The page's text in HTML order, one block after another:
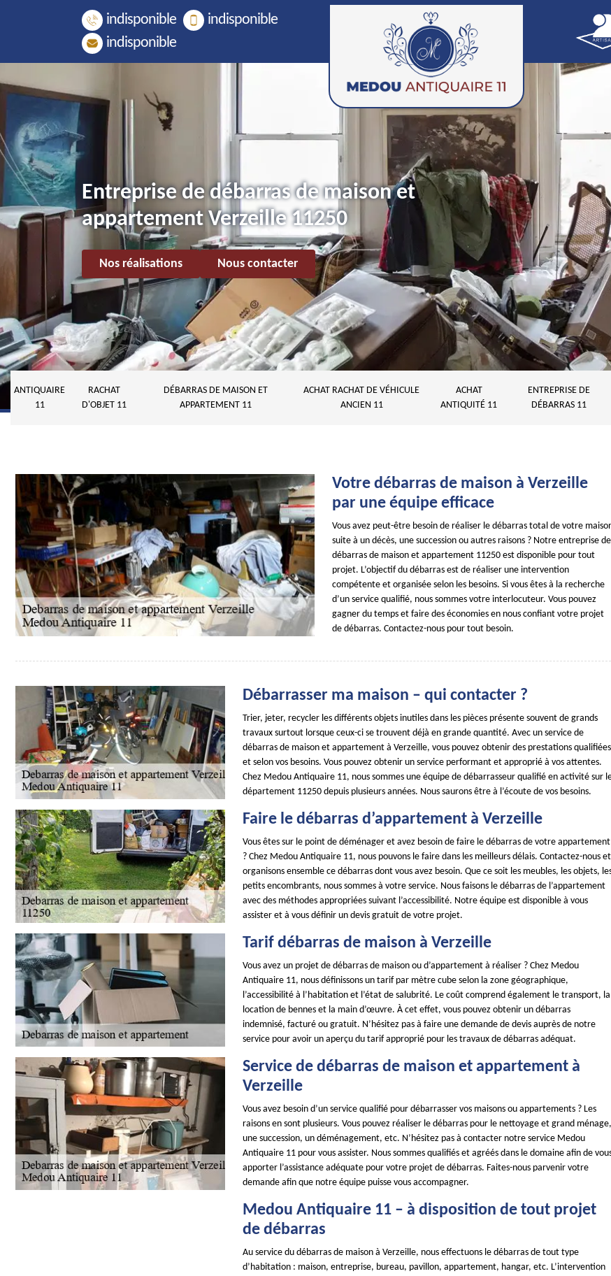
indisponible
indisponible
indisponible
Entreprise de débarras de maison et
appartement Verzeille 11250
Nos réalisations Nous contacter
ANTIQUAIRE
11
RACHAT
D'OBJET 11
DÉBARRAS DE MAISON ET
APPARTEMENT 11
ACHAT RACHAT DE VÉHICULE
ANCIEN 11
ACHAT
ANTIQUITÉ 11
ENTREPRISE DE
DÉBARRAS 11
Votre débarras de maison à Verzeille
par une équipe efficace
Vous avez peut-être besoin de réaliser le débarras total de votre
suite à un décès, une succession ou autres raisons ? Notre entreprise de
débarras de maison et appartement 11250 est disponible pour tout
projet. L’objectif du débarras est de réaliser une intervention
compétente et organisée selon les besoins. Si vous êtes à la recherche
d’un service qualifié, nous sommes votre interlocuteur. Vous pouvez
gagner du temps et faire des économies en nous confiant votre projet
de débarras. Contactez-nous pour tout besoin.
Débarrasser ma maison – qui contacter ?
Trier, jeter, recycler les différents objets inutiles dans les pièces présente souvent de grands
travaux surtout lorsque ceux-ci se trouvent déjà en grande quantité. Avec un service de
débarras de maison et appartement à Verzeille, vous pouvez obtenir des prestations qualifiées
et selon vos besoins. Vous pouvez obtenir un service performant et approprié à vos attentes.
Chez Medou Antiquaire 11, nous sommes une équipe de débarrasseur qualifié en activité sur
département 11250 depuis plusieurs années. Nous saurons être à l’écoute de vos besoins.
Faire le débarras d’appartement à Verzeille
Vous êtes sur le point de déménager et avez besoin de faire le débarras de votre appartement
? Chez Medou Antiquaire 11, nous pouvons le faire dans les meilleurs délais. Contactez-nous et
organisons ensemble ce débarras dont vous avez besoin. Que ce soit les meubles, les objets,
petits encombrants, nous sommes à votre service. Nous faisons le débarras de l’appartement
avec des méthodes appropriées suivant l’accessibilité. Notre équipe est disponible à vous
assister et à vous définir un devis gratuit de votre projet.
Tarif débarras de maison à Verzeille
Vous avez un projet de débarras de maison ou d’appartement à réaliser ? Chez Medou
Antiquaire 11, nous définissons un tarif par mètre cube selon la zone géographique,
l’accessibilité à l’habitation et l’état de salubrité. Le coût comprend également le transport, la
location de bennes et la main d’œuvre. À cet effet, vous pouvez obtenir un débarras
indemnisé, facturé ou gratuit. N’hésitez pas à faire une demande de devis auprès de notre
service pour avoir un aperçu du tarif approprié pour les travaux de débarras adéquat.
Service de débarras de maison et appartement à
Verzeille
Vous avez besoin d’un service qualifié pour débarrasser vos maisons ou appartements ? Les
raisons en sont plusieurs. Vous pouvez réaliser le débarras pour le nettoyage et grand ménage,
une succession, un déménagement, etc. N’hésitez pas à contacter notre service Medou
Antiquaire 11 pour vous assister. Nous sommes qualifiés et agréés dans le domaine afin de
apporter l’assistance adéquate pour votre projet de débarras. Faites-nous parvenir votre
demande afin que notre équipe puisse vous accompagner.
Medou Antiquaire 11 – à disposition de tout projet
de débarras
Au service du débarras de maison à Verzeille, nous effectuons le débarras de tout type
d’habitation : maison, entreprise, bureau, pavillon, appartement, hangar, etc. L’intervention